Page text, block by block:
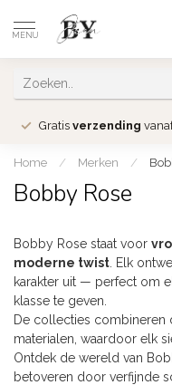
MENU
Gratis verzending
Home / Merken /
Bobby Rose
Bobby Rose staat voor
moderne twist . Elk
karakter uit — perfect om
klasse te geven.
De collecties combineren
materialen, waardoor elk
Ontdek de wereld van
betoveren door verfijnde